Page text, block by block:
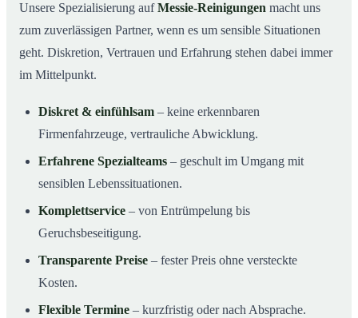
Unsere Spezialisierung aufMessie-Reinigungen macht uns
zum zuverlässigen Partner, wenn es um sensible Situationen
geht. Diskretion, Vertrauen und Erfahrung stehen dabei immer
im Mittelpunkt.
Diskret & einfühlsam – keine erkennbaren
Firmenfahrzeuge, vertrauliche Abwicklung.
Erfahrene Spezialteams – geschult im Umgang mit
sensiblen Lebenssituationen.
Komplettservice – von Entrümpelung bis
Geruchsbeseitigung.
Transparente Preise – fester Preis ohne versteckte
Kosten.
Flexible Termine – kurzfristig oder nach Absprache.